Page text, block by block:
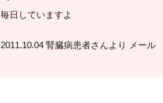
毎日していますよ
2011.10.04 腎臓病患者さんより メール